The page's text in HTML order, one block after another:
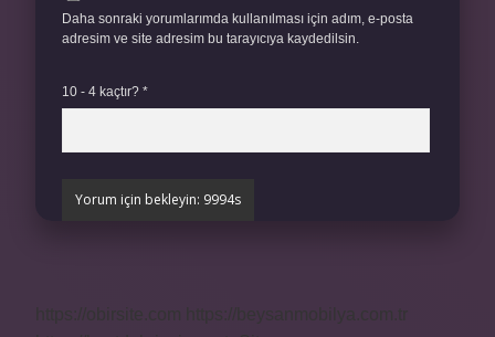
Daha sonraki yorumlarımda kullanılması için adım, e-posta
adresim ve site adresim bu tarayıcıya kaydedilsin.
10 - 4 kaçtır? *